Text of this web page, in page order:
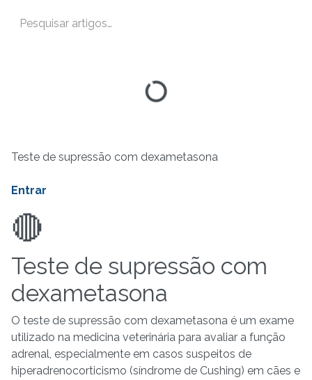
Teste de supressão com dexametasona ​ ​ ​ ​
Entrar
🔴
Teste de supressão com
dexametasona
O teste de supressão com dexametasona é um exame
utilizado na medicina veterinária para avaliar a função
adrenal, especialmente em casos suspeitos de
hiperadrenocorticismo (síndrome de Cushing) em cães e